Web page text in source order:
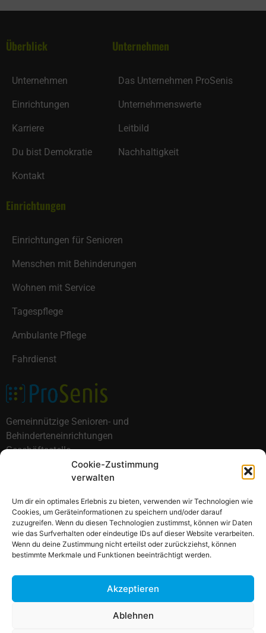
Cookie-Zustimmung
verwalten
Um dir ein optimales Erlebnis zu bieten, verwenden wir Technologien wie
Cookies, um Geräteinformationen zu speichern und/oder darauf
zuzugreifen. Wenn du diesen Technologien zustimmst, können wir Daten
wie das Surfverhalten oder eindeutige IDs auf dieser Website verarbeiten.
Wenn du deine Zustimmung nicht erteilst oder zurückziehst, können
bestimmte Merkmale und Funktionen beeinträchtigt werden.
Akzeptieren
Ablehnen
Überblick
Unternehmen
Einrichtungen
Karriere
Du bist Demokratie
Kontakt
Unternehmen
Das Unternehmen ProSenis
Unternehmenswerte
Leitbild
Nachhaltigkeit
Einrichtungen
Einrichtungen für Senioren
Menschen mit Behinderungen
Wohnen mit Service
Tagespflege
Ambulante Pflege
Fahrdienst
Gemeinnützige Senioren- und
Behinderteneinrichtungen
Geschäftsstelle
Kühnsstraße 18
30559 Hannover
Impressum Datenschutz
Haftungsausschluss
Cookie-Richtlinie (EU)